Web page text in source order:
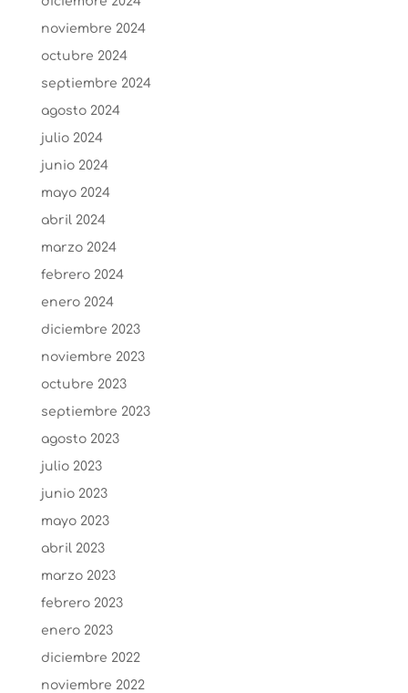
noviembre 2024
octubre 2024
septiembre 2024
agosto 2024
julio 2024
junio 2024
mayo 2024
abril 2024
marzo 2024
febrero 2024
enero 2024
diciembre 2023
noviembre 2023
octubre 2023
septiembre 2023
agosto 2023
julio 2023
junio 2023
mayo 2023
abril 2023
marzo 2023
febrero 2023
enero 2023
diciembre 2022
noviembre 2022